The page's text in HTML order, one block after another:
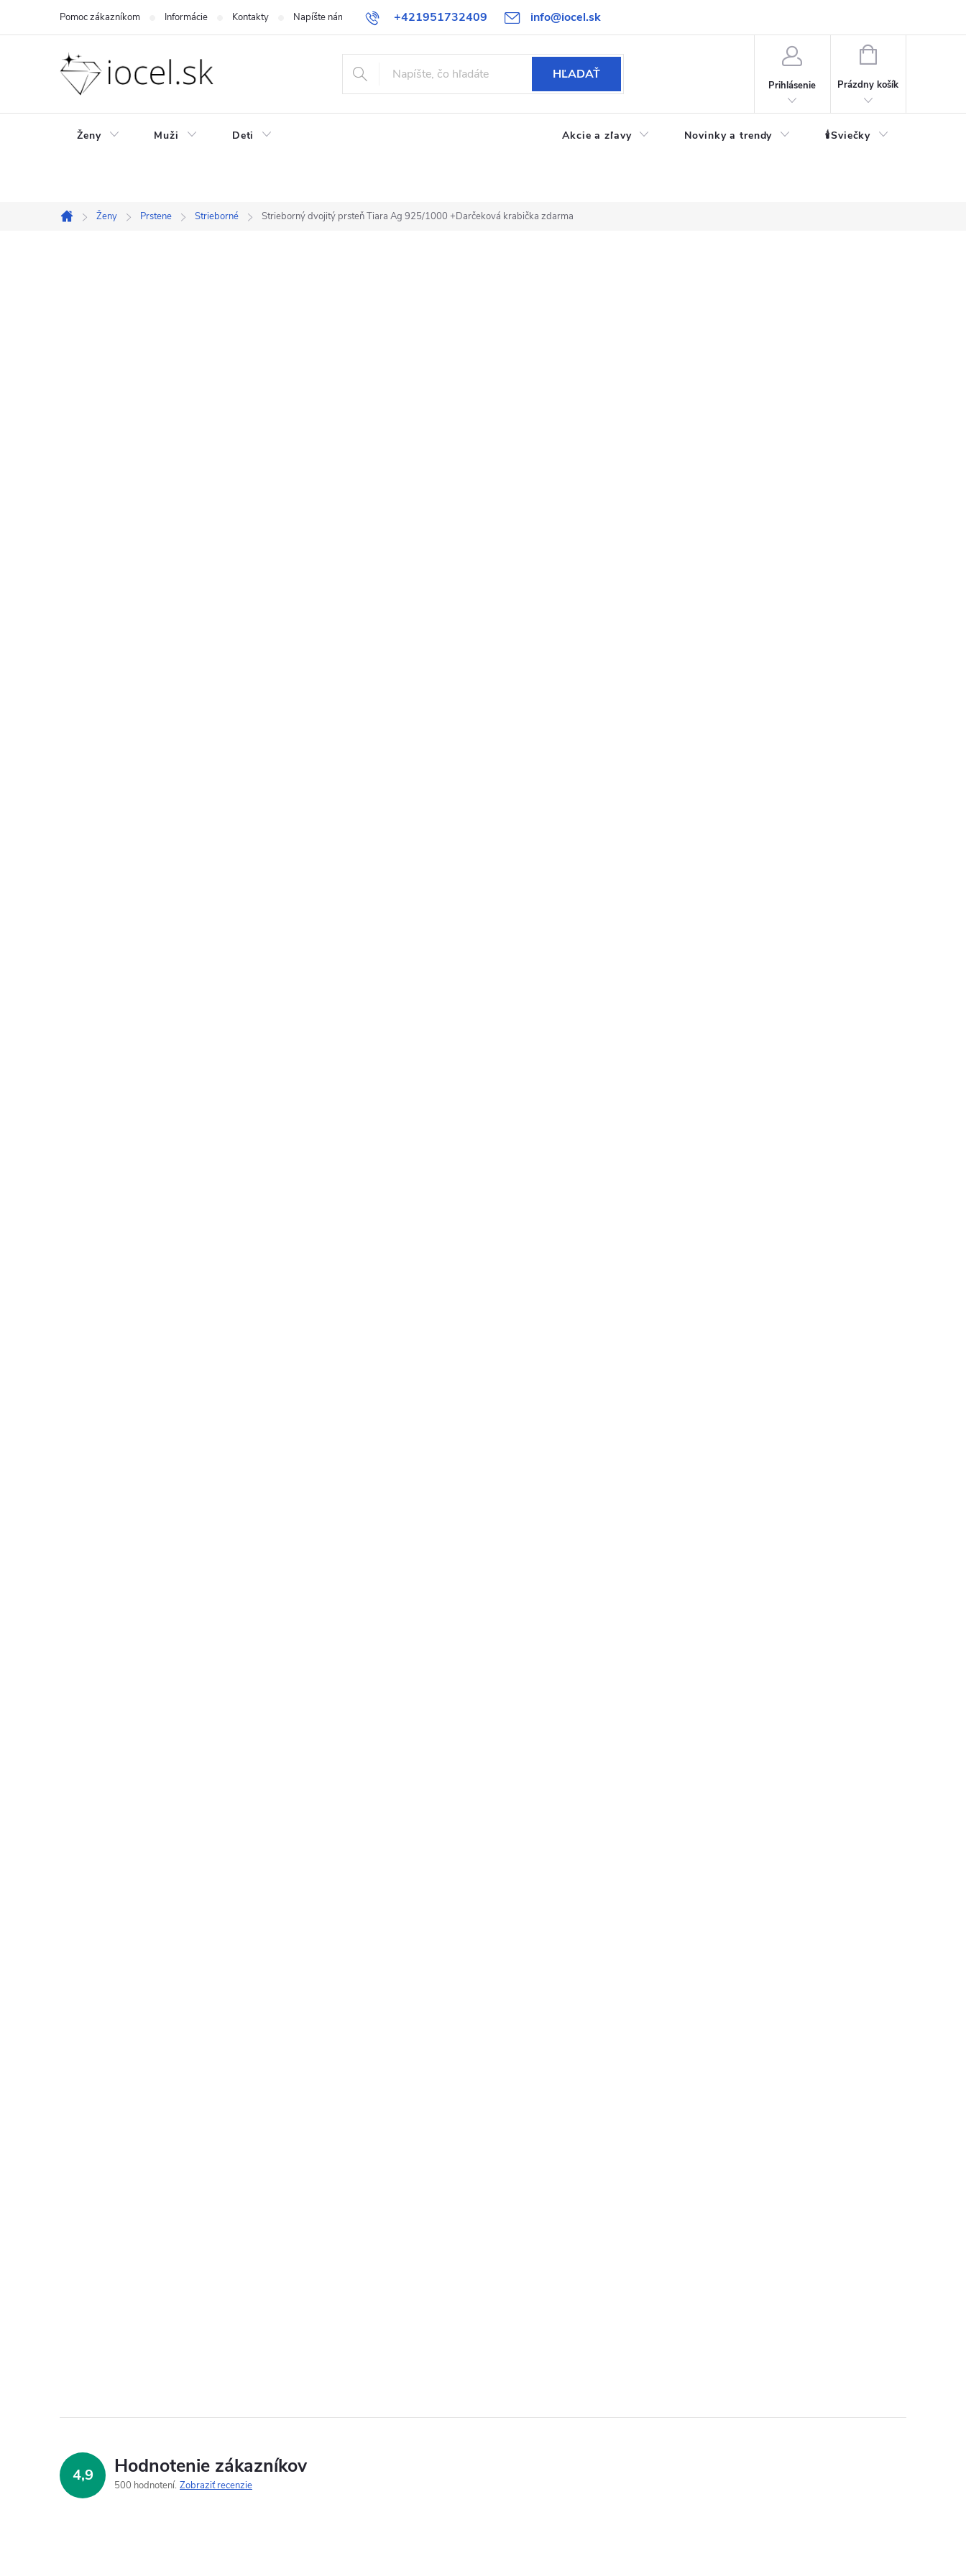
+421951732409 info@iocel.sk
Pomoc zákazníkom Informácie Kontakty Napíšte nám Blog Obchodné podmienky Obľúbené Bezpečnostné informácie
HĽADAŤ
Prihlásenie
NÁKUPNÝ
Prázdny košík
Ženy Muži Deti Akcie a zľavy Novinky a trendy 🕯️Sviečky
Domov
Ženy Prstene Strieborné Strieborný dvojitý prsteň Tiara Ag 925/1000 +Darčeková krabička zdarma
4,9 Hodnotenie zákazníkov
500 hodnotení Zobraziť recenzie